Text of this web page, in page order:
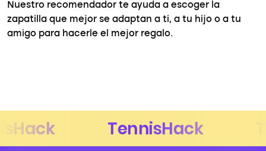
Nuestro recomendador te ayuda a escoger la
zapatilla que mejor se adaptan a ti, a tu hijo o a tu
amigo para hacerle el mejor regalo.